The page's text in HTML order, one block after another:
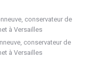
conservateur de
à Versailles
conservateur de
à Versailles